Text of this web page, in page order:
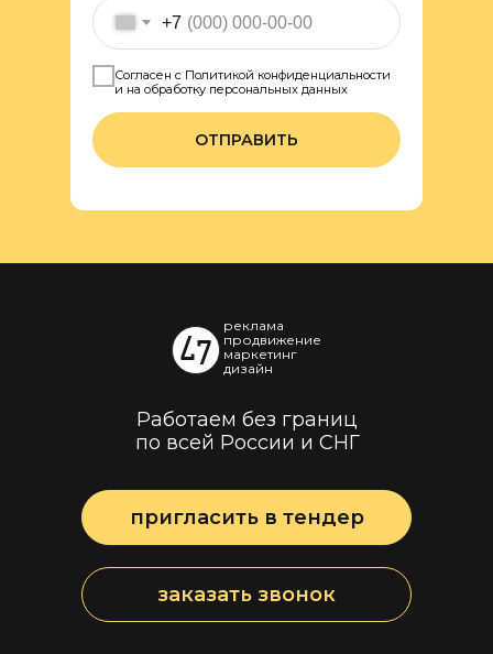
+7
Согласен с Политикой конфиденциальности
и на обработку персональных данных
ОТПРАВИТЬ
заказать звонок
пригласить в тендер
дизайн
маркетинг
продвижение
реклама
Работаем без границ
по всей России и СНГ